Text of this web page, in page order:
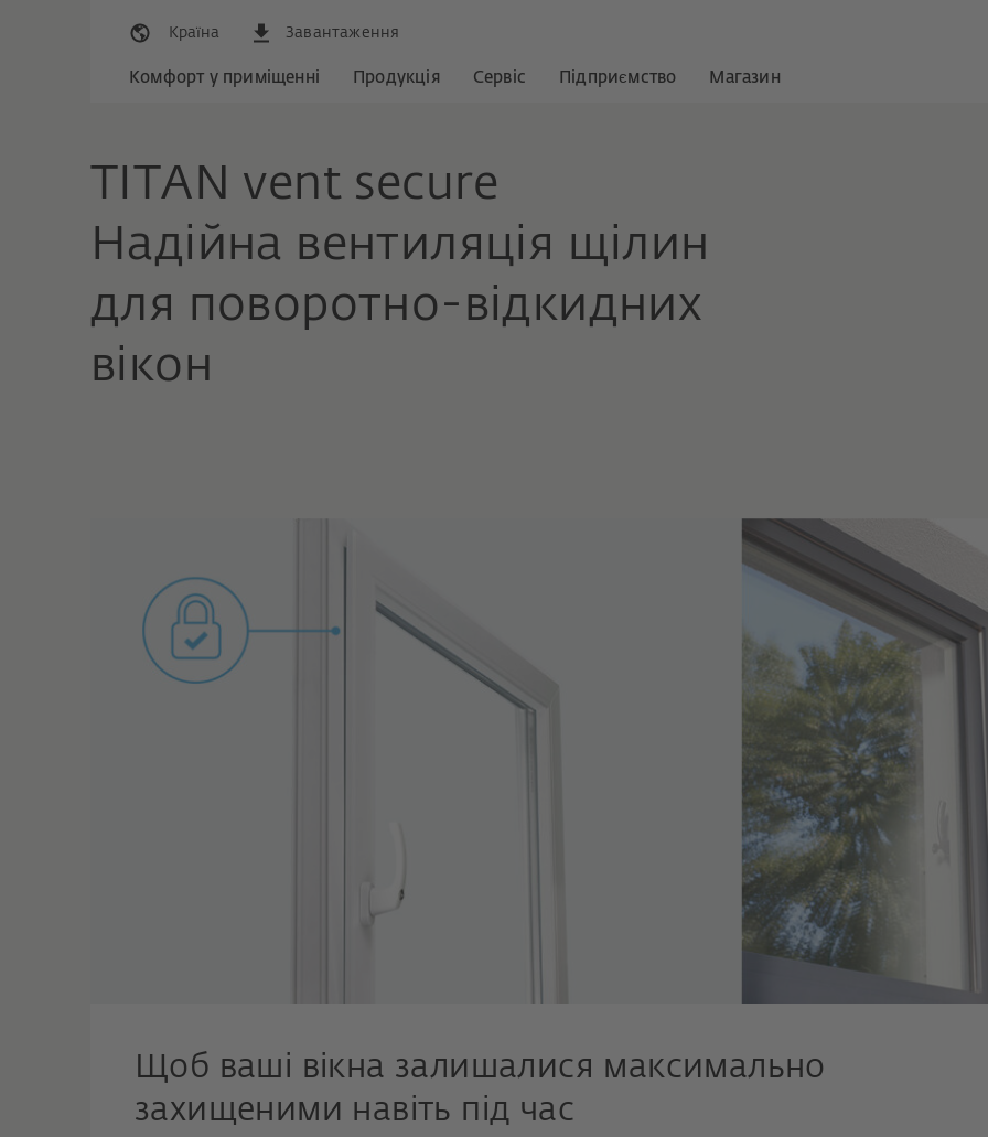
Країна Завантаження
Комфорт у приміщенні Продукція Сервіс Підприємство Магазин
TITAN vent secure
Надійна вентиляція щілин
для поворотно-відкидних
вікон
Щоб ваші вікна залишалися максимально
захищеними навіть під час